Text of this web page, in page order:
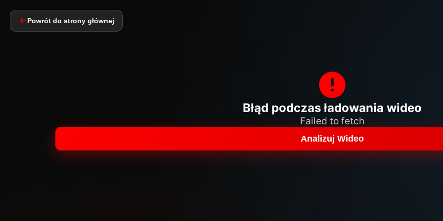
Powrót do strony głównej
Błąd podczas ładowania wideo
Failed to fetch
Analizuj Wideo